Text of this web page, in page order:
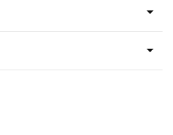
arrow_drop_down
arrow_drop_down